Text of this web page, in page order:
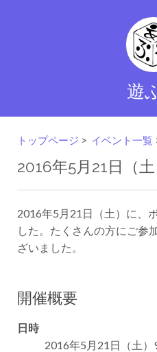
遊
トップページ > イベント一覧
2016年5月21日（
2016年5月21日（土）に、
した。たくさんの方にご参
ざいました。
開催概要
日時
2016年5月21日（土）